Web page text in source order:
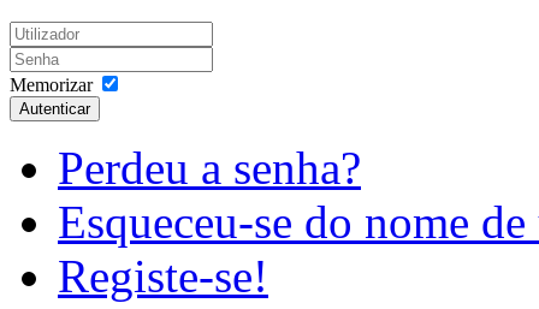
Memorizar
Autenticar
Perdeu a senha?
Esqueceu-se do nome
Registe-se!